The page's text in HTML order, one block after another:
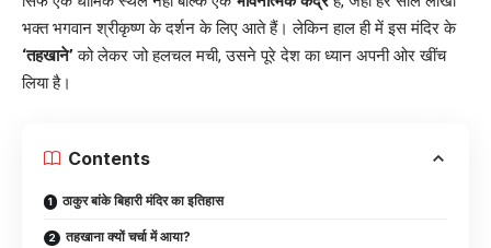
भक्त भगवान श्रीकृष्ण के दर्शन के लिए आते हैं। लेकिन हाल ही में इस मंदिर के
‘तहखाने’को लेकर जो हलचल मची, उसने पूरे देश का ध्यान अपनी ओर खींच
लिया है।
Contents
ठाकुर बांके बिहारी मंदिर का इतिहास
तहखाना क्यों चर्चा में आया?